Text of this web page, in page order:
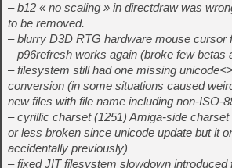
– b12 « no scaling » in directdraw was
to be removed.
– blurry D3D RTG hardware mouse cursor
– p96refresh works again (broke few betas
– filesystem still had one missing
conversion (in some situations caused
new files with file name including non-ISO-
– cyrillic charset (1251) Amiga-side
or less broken since unicode update but it
accidentally previously)
– fixed JIT filesystem slowdown introduced